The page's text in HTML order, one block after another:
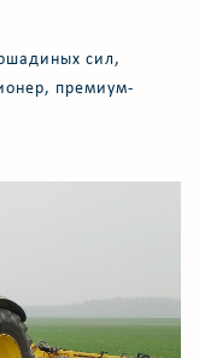
сил,
премиум-